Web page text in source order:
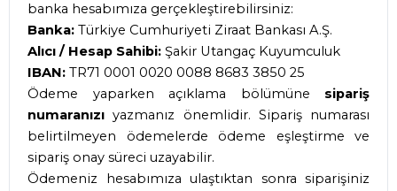
banka hesabımıza gerçekleştirebilirsiniz:
Banka: Türkiye Cumhuriyeti Ziraat Bankası A.Ş.
Alıcı / Hesap Sahibi: Şakir Utangaç Kuyumculuk
IBAN: TR71 0001 0020 0088 8683 3850 25
Ödeme yaparken açıklama bölümüne sipariş
numaranızı yazmanız önemlidir. Sipariş numarası
belirtilmeyen ödemelerde ödeme eşleştirme ve
sipariş onay süreci uzayabilir.
Ödemeniz hesabımıza ulaştıktan sonra siparişiniz